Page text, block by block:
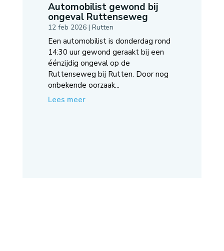
Automobilist gewond bij
ongeval Ruttenseweg
12 feb 2026| Rutten
Een automobilist is donderdag rond
14:30 uur gewond geraakt bij een
éénzijdig ongeval op de
Ruttenseweg bij Rutten. Door nog
onbekende oorzaak...
Lees meer